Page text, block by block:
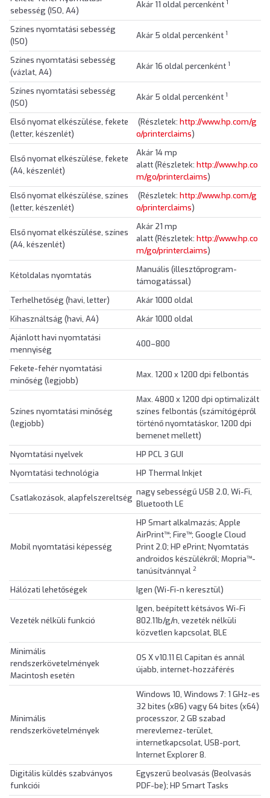
sebesség (ISO, A4)
Akár 11 oldal percenként 1
Színes nyomtatási sebesség
(ISO)
Akár 5 oldal percenként 1
Színes nyomtatási sebesség
(vázlat, A4)
Akár 16 oldal percenként 1
Színes nyomtatási sebesség
(ISO)
Akár 5 oldal percenként 1
Első nyomat elkészülése, fekete
(letter, készenlét)
(Részletek: http://www.hp.com/g
o/printerclaims)
Első nyomat elkészülése, fekete
(A4, készenlét)
Akár 14 mp
alatt (Részletek: http://www.hp.co
m/go/printerclaims)
Első nyomat elkészülése, színes
(letter, készenlét)
(Részletek: http://www.hp.com/g
o/printerclaims)
Első nyomat elkészülése, színes
(A4, készenlét)
Akár 21 mp
alatt (Részletek: http://www.hp.co
m/go/printerclaims)
Kétoldalas nyomtatás
Manuális (illesztőprogram-
támogatással)
Terhelhetőség (havi, letter)
Akár 1000 oldal
Kihasználtság (havi, A4)
Akár 1000 oldal
Ajánlott havi nyomtatási
mennyiség
400–800
Fekete-fehér nyomtatási
minőség (legjobb)
Max. 1200 x 1200 dpi felbontás
Színes nyomtatási minőség
(legjobb)
Max. 4800 x 1200 dpi optimalizált
színes felbontás (számítógépről
történő nyomtatáskor, 1200 dpi
bemenet mellett)
Nyomtatási nyelvek
HP PCL 3 GUI
Nyomtatási technológia
HP Thermal Inkjet
Csatlakozások, alapfelszereltség
nagy sebességű USB 2.0, Wi-Fi,
Bluetooth LE
Mobil nyomtatási képesség
HP Smart alkalmazás; Apple
AirPrint™; Fire™; Google Cloud
Print 2.0; HP ePrint; Nyomtatás
androidos készülékről; Mopria™-
tanúsítvánnyal 2
Hálózati lehetőségek Igen (Wi-Fi-n keresztül)
Vezeték nélküli funkció
Igen, beépített kétsávos Wi-Fi
802.11b/g/n, vezeték nélküli
közvetlen kapcsolat, BLE
Minimális
rendszerkövetelmények
Macintosh esetén
OS X v10.11 El Capitan és annál
újabb, internet-hozzáférés
Minimális
rendszerkövetelmények
Windows 10, Windows 7: 1 GHz-es
32 bites (x86) vagy 64 bites (x64)
processzor, 2 GB szabad
merevlemez-terület,
internetkapcsolat, USB-port,
Internet Explorer 8.
Digitális küldés szabványos
funkciói
Egyszerű beolvasás (Beolvasás
PDF-be); HP Smart Tasks